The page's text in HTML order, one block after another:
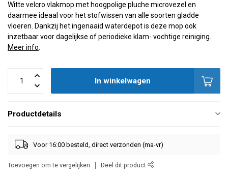
Witte velcro vlakmop met hoogpolige pluche microvezel en
daarmee ideaal voor het stofwissen van alle soorten gladde
vloeren. Dankzij het ingenaaid waterdepot is deze mop ook
inzetbaar voor dagelijkse of periodieke klam- vochtige reiniging.
Meer info
In winkelwagen
Productdetails
Voor 16:00 besteld, direct verzonden (ma-vr)
Toevoegen om te vergelijken Deel dit product